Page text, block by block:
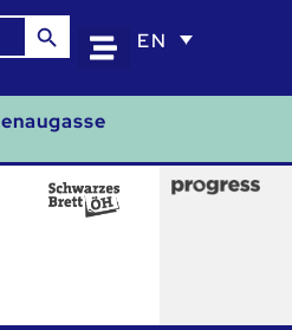
Search Button
EN